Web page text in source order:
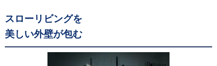
スローリビングを
美しい外壁が包む